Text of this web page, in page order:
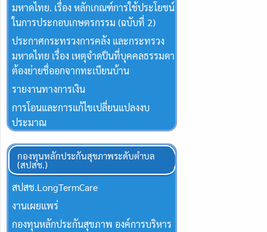
มหาดไทย. เรื่อง หลักเกณฑ์การใช้ประโยชน์
ในการประกอบเกษตรกรรม (ฉบับที่ 2)
ประกาศกระทรวงการคลัง และกระทรวง
มหาดไทย เรื่อง เหตุจำดป็นที่บุคคลธรรมดา
ต้องย่ายชื่ออกจากทะเบียนบ้าน
รายงานทางการเงิน
การโอนและการแก้ไขเปลี่ยนแปลงงบ
ประมาณ
กองทุนหลักประกันสุขภาพระดับตำบล
(สปสช.)
สปสช.Long​Term​Care
งานเผยแพร่
กองทุนหลักประกันสุขภาพ องค์การบริหาร